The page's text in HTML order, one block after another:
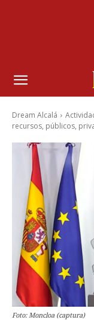
Dream Alcalá
recursos, públicos,
Foto: Moncloa (captura)